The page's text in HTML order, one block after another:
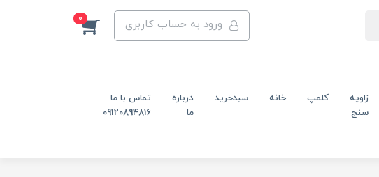
ورود به حساب کاربری 0
زاویه
سنج
کلمپ خانه سبدخرید
درباره
ما
تماس با ما
09120894816